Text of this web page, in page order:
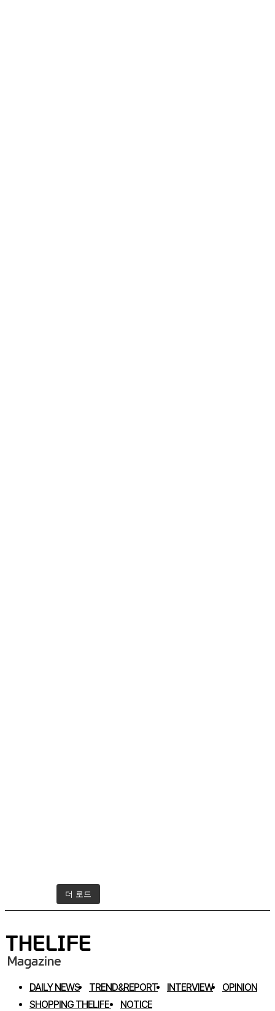
더 로드
DAILY NEWS TREND&REPORT INTERVIEW
OPINION
SHOPPING THELIFE
NOTICE